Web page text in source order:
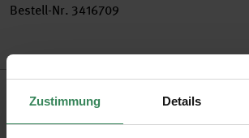
Zustimmung Details
Bestell-Nr. 3416709
Mühsames Zuschneiden von Papier war